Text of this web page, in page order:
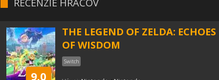
RECENZIE HRÁČOV
9.0
THE LEGEND OF ZELDA: ECHOES
OF WISDOM
Switch